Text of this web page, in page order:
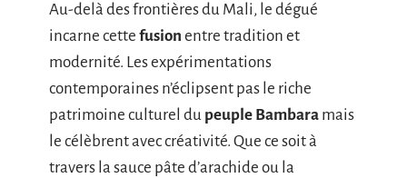
Au-delà des frontières du Mali, le dégué
incarne cette fusion entre tradition et
modernité. Les expérimentations
contemporaines n’éclipsent pas le riche
patrimoine culturel du peuple Bambara mais
le célèbrent avec créativité. Que ce soit à
travers la sauce pâte d’arachide ou la